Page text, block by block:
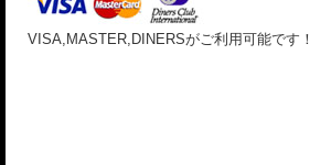
VISA,MASTER,DINERSがご利用可能です！